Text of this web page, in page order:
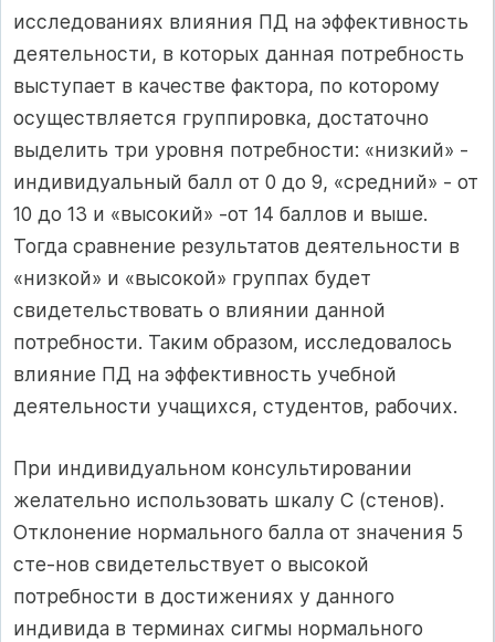
исследованиях влияния ПД на эффективность
деятельности, в которых данная потребность
выступает в качестве фактора, по которому
осуществляется группи­ровка, достаточно
выделить три уровня потребности: «низкий» -
ин­дивидуальный балл от 0 до 9, «средний» - от
10 до 13 и «высокий» -от 14 баллов и выше.
Тогда сравнение результатов деятельности в
«низкой» и «высокой» группах будет
свидетельствовать о влиянии дан­ной
потребности. Таким образом, исследовалось
влияние ПД на эф­фективность учебной
деятельности учащихся, студентов, рабочих.
При индивидуальном консультировании
желательно использовать шкалу С (стенов).
Отклонение нормального балла от значения 5
сте-нов свидетельствует о высокой
потребности в достижениях у данно­го
индивида в терминах сигмы нормального